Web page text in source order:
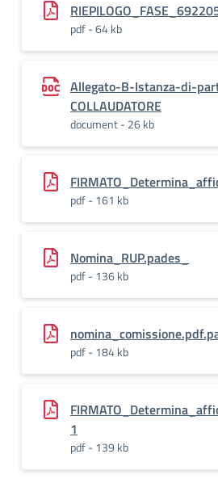
pdf - 64 kb
Allegato-B-Istanza-di-
COLLAUDATORE
document - 26 kb
pdf - 161 kb
Nomina_RUP.pades_
pdf - 136 kb
pdf - 184 kb
1
pdf - 139 kb